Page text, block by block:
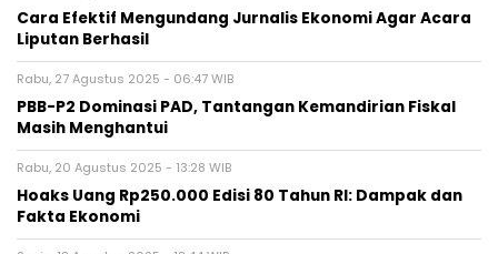
Cara Efektif Mengundang Jurnalis Ekonomi Agar Acara
Liputan Berhasil
Rabu, 27 Agustus 2025 - 06:47 WIB
PBB-P2 Dominasi PAD, Tantangan Kemandirian Fiskal
Masih Menghantui
Rabu, 20 Agustus 2025 - 13:28 WIB
Hoaks Uang Rp250.000 Edisi 80 Tahun RI: Dampak dan
Fakta Ekonomi